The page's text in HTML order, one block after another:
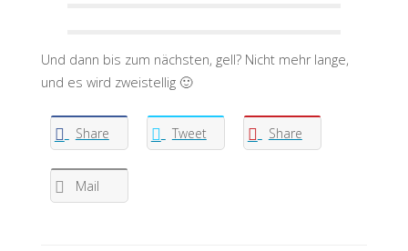
Und dann bis zum nächsten, gell? Nicht mehr lange,
und es wird zweistellig 🙂
Share Tweet Share
Mail